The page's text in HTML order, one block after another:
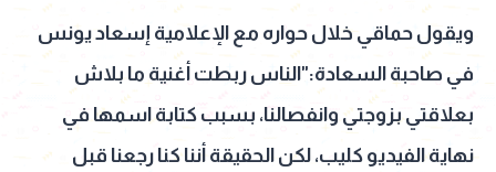
ويقول حماقي خلال حواره مع الإعلامية إسعاد يونس
في صاحبة السعادة:"الناس ربطت أغنية ما بلاش
بعلاقتي بزوجتي وانفصالنا، بسبب كتابة اسمها في
نهاية الفيديو كليب، لكن الحقيقة أننا كنا رجعنا قبل